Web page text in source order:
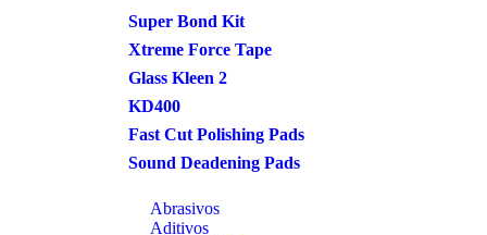
Super Bond Kit
Xtreme Force Tape
Glass Kleen 2
KD400
Fast Cut Polishing Pads
Sound Deadening Pads
Abrasivos
Aditivos